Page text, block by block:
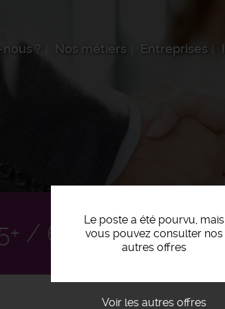
? Nos métiers Entreprises
Le poste a été pourvu, mais
vous pouvez consulter nos
autres offres
Voir les autres offres
/ 6 F/H